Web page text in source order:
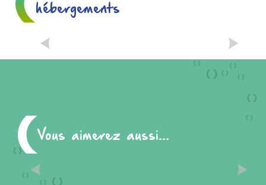
hébergements
Vous aimerez aussi...